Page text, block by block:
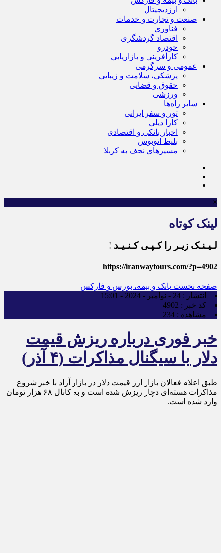
ارزدیجیتال
صنعت و تجارت و خدمات
فناوری
اقتصاد گردشگری
خودرو
کارآفرینی و بازاریابی
عمومی و سرگرمی
پزشکی، سلامت و زیبایی
حقوق و قضایی
ورزشی
سایر راه‌ها
تور و سفر ایرانی
کارا دیلی
اخبار بانکی و اقتصادی
بلیط اتوبوس
مسیرهای نجف به کربلا
×
لینک کوتاه
لـیـنـک زیـر را کـپـی کـنـیـد !
https://iranwaytours.com/?p=4902
صفحه نخست بانک و بیمه، بورس و فارکس
انتشار : 24 - نوامبر - 2024 - 15:01
کد خبر : 4902
مشاهده : 234
خبر فوری درباره ریزش قیمت
دلار با سیگنال مذاکرات (۴ آذر)
طبق اعلام فعالان بازار ارز قیمت دلار در بازار آزاد با خبر شروع
مذاکرات هسته‌ای دچار ریزش شده است و به کانال ۶۸ هزار تومان
وارد شده است.